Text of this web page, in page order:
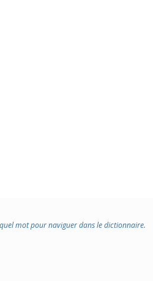
mot pour naviguer dans le dictionnaire.